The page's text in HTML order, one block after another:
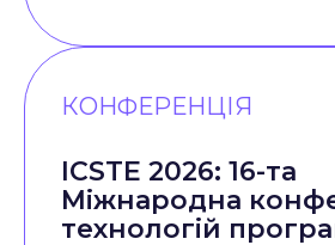
КОНФЕРЕНЦІЯ
ICSTE 2026: 16-та
Міжнародна
технологій